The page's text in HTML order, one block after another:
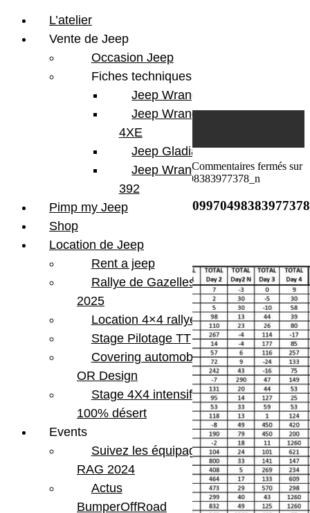
Par Martial BumperOffroadCommentaires fermés sur
10290081_546715188839199_3009970498383977378_n
L’atelier
Vente de Jeep
Occasion Jeep
Fiches techniques
Jeep Wrangler JL
Jeep Wrangler
4XE
Jeep Gladiator
Jeep Wrangler V8
392
Pimp my Jeep
Shop
Location de Jeep
Rent a jeep
Rallye de Gazelles
2025
Location 4×4 rallye
Stage Pilotage TT
Covering automobile –
OR Design
Stage 4X4 intensif
100% désert
Events
Suivez les équipages
RAG 2024
Actus
BumperOffRoad